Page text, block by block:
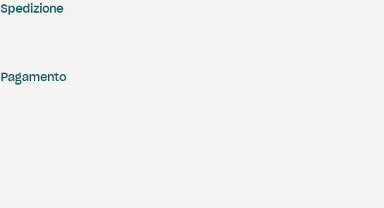
Spedizione
Pagamento